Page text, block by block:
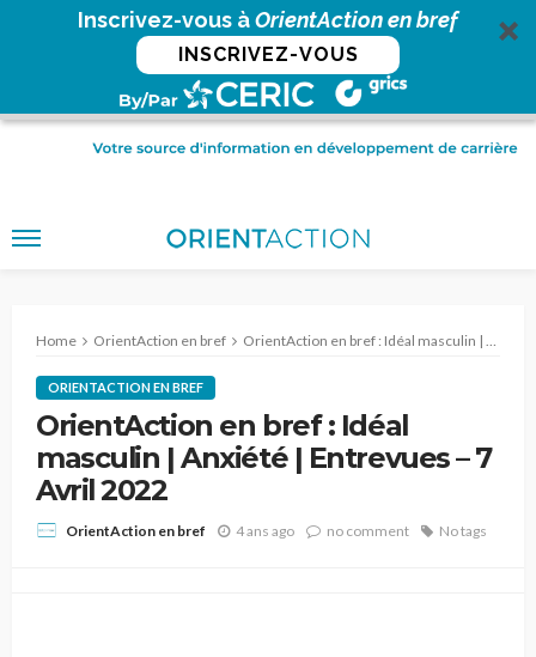
Inscrivez-vous àOrientAction en bref
INSCRIVEZ-VOUS
Home OrientAction en bref OrientAction en bref : Idéal masculin | Anxiété | Entrevues – 7 Avril 2022
ORIENTACTION EN BREF
OrientAction en bref : Idéal
masculin | Anxiété | Entrevues – 7
Avril 2022
OrientAction en bref 4 ans ago no comment No tags